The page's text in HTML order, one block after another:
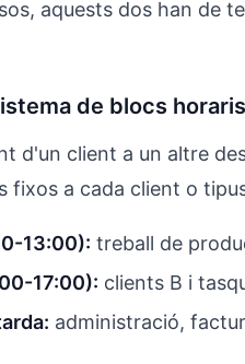
aquests dos han de
de blocs horaris
d'un client a un altre
fixos a cada client o
13:00): treball de
17:00): clients B i
administració,